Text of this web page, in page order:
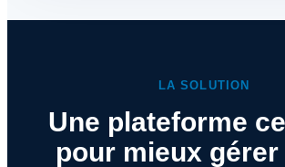
LA SOLUTION
Une plateforme
pour mieux